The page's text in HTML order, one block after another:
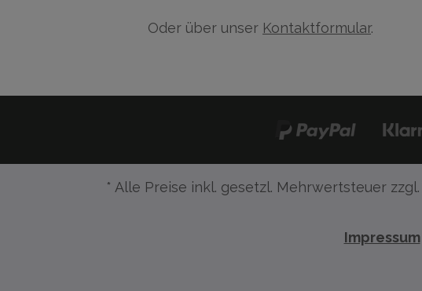
Oder über unser Kontaktformular.
* Alle Preise inkl. gesetzl. Mehrwertsteuer zzgl.
Impressum